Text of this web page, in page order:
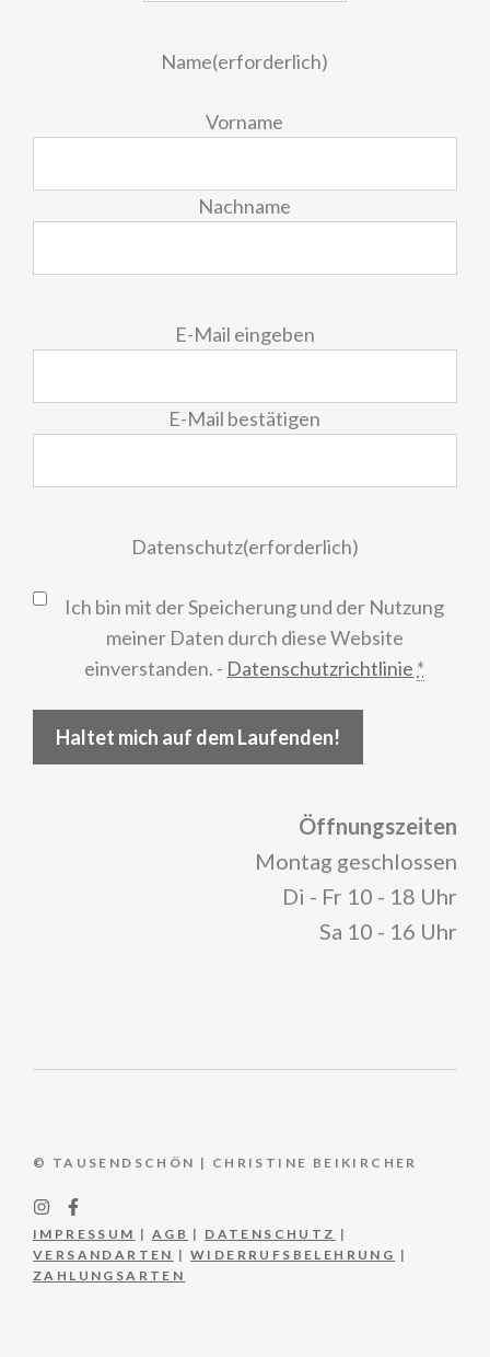
Name(erforderlich)
Vorname
Nachname
E-Mail eingeben
E-Mail bestätigen
Datenschutz(erforderlich)
Ich bin mit der Speicherung und der Nutzung
meiner Daten durch diese Website
einverstanden. - Datenschutzrichtlinie *
Haltet mich auf dem Laufenden!
Öffnungszeiten
Montag geschlossen
Di - Fr 10 - 18 Uhr
Sa 10 - 16 Uhr
© TAUSENDSCHÖN | CHRISTINE BEIKIRCHER
IMPRESSUM | AGB | DATENSCHUTZ |
VERSANDARTEN |WIDERRUFSBELEHRUNG |
ZAHLUNGSARTEN